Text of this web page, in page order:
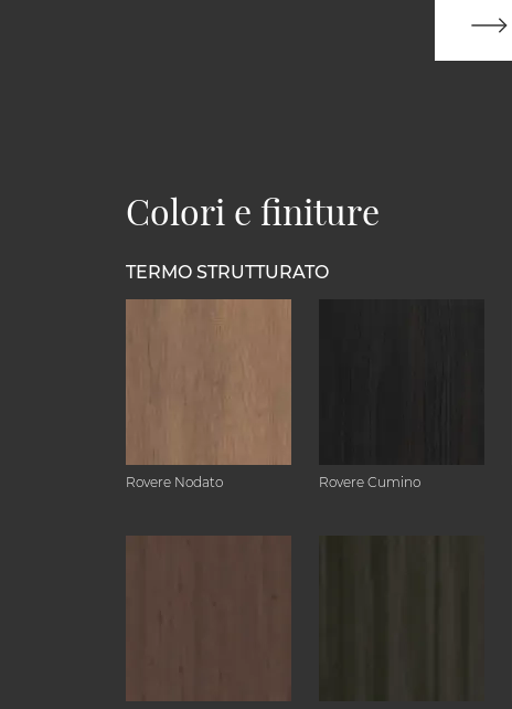
Colori e finiture
TERMO STRUTTURATO
Rovere Nodato Rovere Cumino